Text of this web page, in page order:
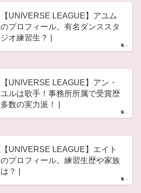
–
【UNIVERSE LEAGUE】アユム
のプロフィール。有名ダンススタ
ジオ練習生？ |
–
【UNIVERSE LEAGUE】アン・
ユルは歌手！事務所所属で受賞歴
多数の実力派！ |
–
【UNIVERSE LEAGUE】エイト
のプロフィール。練習生歴や家族
は？ |